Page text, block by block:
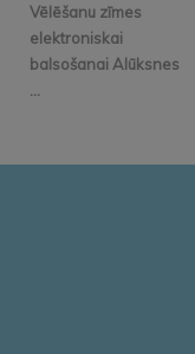
Vēlēšanu zīmes
elektroniskai
balsošanai Alūksnes